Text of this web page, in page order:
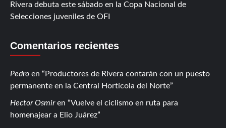
Rivera debuta este sábado en la Copa Nacional de
Selecciones juveniles de OFI
Comentarios recientes
Pedro en
Productores de Rivera contarán con un puesto
permanente en la Central Hortícola del Norte
Hector Osmiren
Vuelve el ciclismo en ruta para
homenajear a Elio Juárez